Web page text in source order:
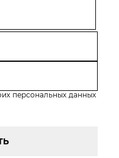
персональных данных